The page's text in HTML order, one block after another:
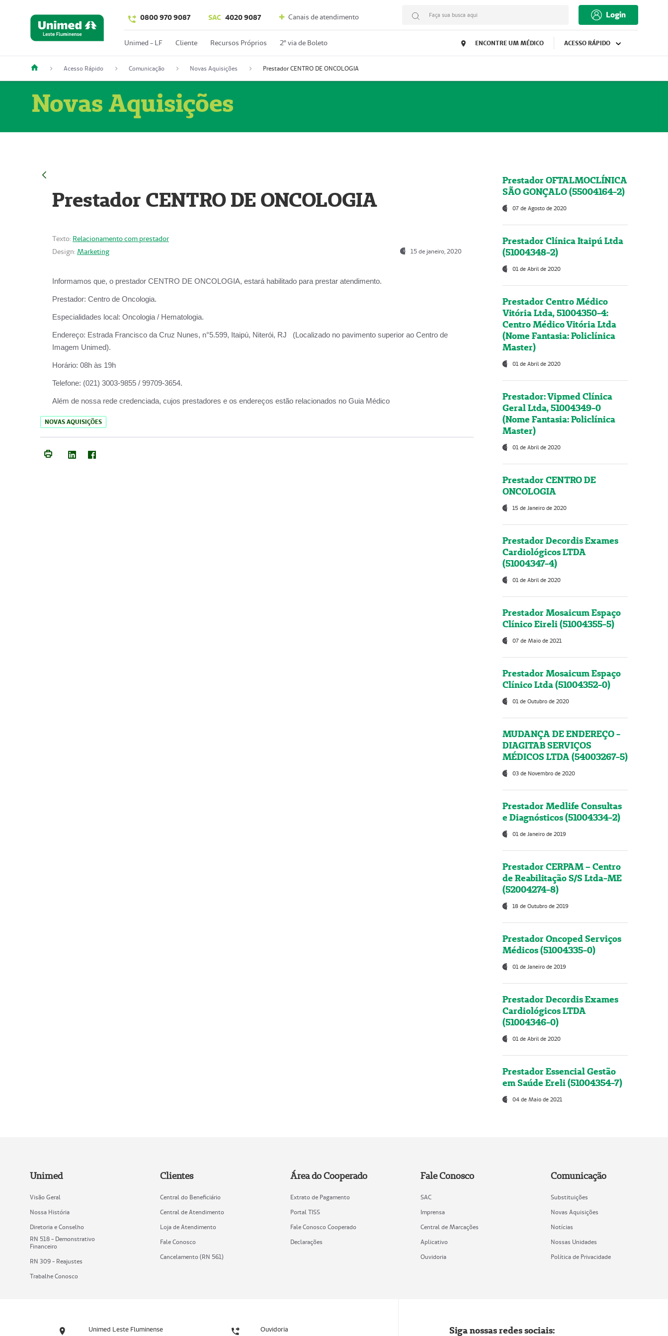
0800 970 9087 SAC 4020 9087 Canais de atendimento Faça sua busca aqui Login
Unimed - LF Cliente Recursos Próprios 2º via de Boleto ENCONTRE UM MÉDICO ACESSO RÁPIDO
Acesso Rápido Comunicação Novas Aquisições Prestador CENTRO DE ONCOLOGIA
Novas Aquisições
Prestador CENTRO DE ONCOLOGIA
Texto: Relacionamento com prestador
Design: Marketing 15 de janeiro, 2020
Informamos que, o prestador CENTRO DE ONCOLOGIA, estará habilitado para prestar atendimento.
Prestador: Centro de Oncologia.
Especialidades local: Oncologia / Hematologia.
Endereço: Estrada Francisco da Cruz Nunes, n°5.599, Itaipú, Niterói, RJ (Localizado no pavimento superior ao Centro de
Imagem Unimed).
Horário: 08h às 19h
Telefone: (021) 3003-9855 / 99709-3654.
Além de nossa rede credenciada, cujos prestadores e os endereços estão relacionados no Guia Médico
NOVAS AQUISIÇÕES
Prestador OFTALMOCLÍNICA
SÃO GONÇALO (55004164-2)
07 de Agosto de 2020
Prestador Clínica Itaipú Ltda
(51004348-2)
01 de Abril de 2020
Prestador Centro Médico
Vitória Ltda, 51004350-4:
Centro Médico Vitória Ltda
(Nome Fantasia: Policlínica
Master)
01 de Abril de 2020
Prestador: Vipmed Clínica
Geral Ltda, 51004349-0
(Nome Fantasia: Policlínica
Master)
01 de Abril de 2020
Prestador CENTRO DE
ONCOLOGIA
15 de Janeiro de 2020
Prestador Decordis Exames
Cardiológicos LTDA
(51004347-4)
01 de Abril de 2020
Prestador Mosaicum Espaço
Clínico Eireli (51004355-5)
07 de Maio de 2021
Prestador Mosaicum Espaço
Clínico Ltda (51004352-0)
01 de Outubro de 2020
MUDANÇA DE ENDEREÇO -
DIAGITAB SERVIÇOS
MÉDICOS LTDA (54003267-5)
03 de Novembro de 2020
Prestador Medlife Consultas
e Diagnósticos (51004334-2)
01 de Janeiro de 2019
Prestador CERPAM – Centro
de Reabilitação S/S Ltda-ME
(52004274-8)
18 de Outubro de 2019
Prestador Oncoped Serviços
Médicos (51004335-0)
01 de Janeiro de 2019
Prestador Decordis Exames
Cardiológicos LTDA
(51004346-0)
01 de Abril de 2020
Prestador Essencial Gestão
em Saúde Ereli (51004354-7)
04 de Maio de 2021
Unimed
Visão Geral
Nossa História
Diretoria e Conselho
RN 518 - Demonstrativo
Financeiro
RN 309 - Reajustes
Trabalhe Conosco
Clientes
Central do Beneficiário
Central de Atendimento
Loja de Atendimento
Fale Conosco
Cancelamento (RN 561)
Área do Cooperado
Extrato de Pagamento
Portal TISS
Fale Conosco Cooperado
Declarações
Fale Conosco
SAC
Imprensa
Central de Marcações
Aplicativo
Ouvidoria
Comunicação
Substituições
Novas Aquisições
Notícias
Nossas Unidades
Política de Privacidade
Unimed Leste Fluminense Ouvidoria Siga nossas redes sociais: